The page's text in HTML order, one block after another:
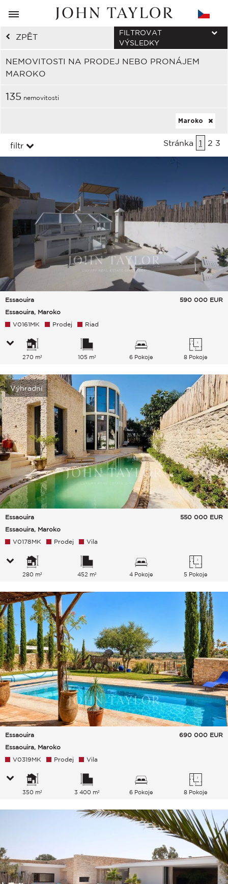
ZPĚT
NEMOVITOSTI NA PRODEJ NEBO PRONÁJEM
MAROKO
FILTROVAT
VÝSLEDKY
135 nemovitosti
Maroko
filtr Stránka 1 2 3
Essaouira
Essaouira, Maroko
590 000 EUR
V0161MK Prodej Riad
270 m² 105 m² 6 Pokoje 8 Pokoje
Výhradní
Essaouira
Essaouira, Maroko
550 000 EUR
V0178MK Prodej Vila
280 m² 452 m² 4 Pokoje 5 Pokoje
Essaouira
Essaouira, Maroko
690 000 EUR
V0319MK Prodej Vila
350 m² 3 400 m² 6 Pokoje 8 Pokoje